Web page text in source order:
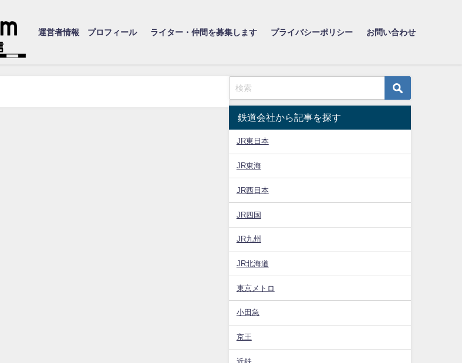
運営者情報 プロフィール ライター・仲間を募集します プライバシーポリシー お問い合わせ
鉄道会社から記事を探す
JR東日本
JR東海
JR西日本
JR四国
JR九州
JR北海道
東京メトロ
小田急
京王
近鉄